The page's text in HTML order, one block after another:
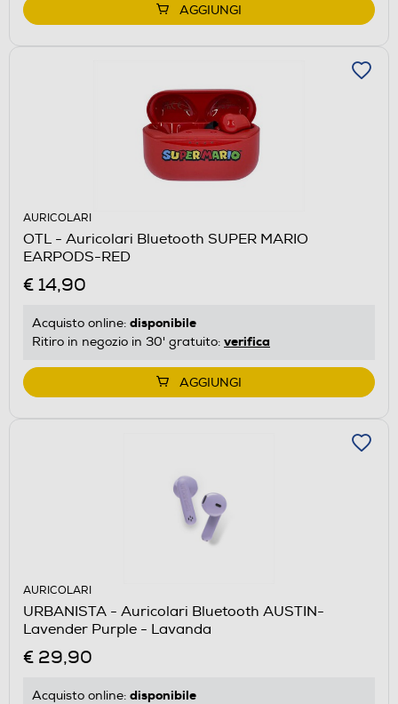
AGGIUNGI
AURICOLARI
OTL - Auricolari Bluetooth SUPER MARIO
EARPODS-RED
€ 14,90
Acquisto online: disponibile
Ritiro in negozio in 30' gratuito: verifica
AGGIUNGI
AURICOLARI
URBANISTA - Auricolari Bluetooth AUSTIN-
Lavender Purple - Lavanda
€ 29,90
Acquisto online: disponibile